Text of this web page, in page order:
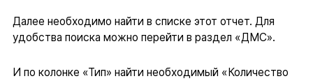
Далее необходимо найти в списке этот отчет. Для
удобства поиска можно перейти в раздел «ДМС».
И по колонке «Тип» найти необходимый «Количество